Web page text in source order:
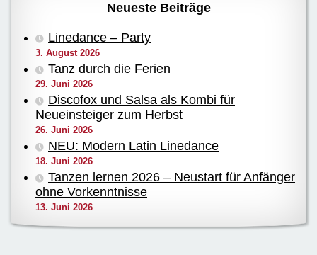
Neueste Beiträge
Linedance – Party
3. August 2026
Tanz durch die Ferien
29. Juni 2026
Discofox und Salsa als Kombi für
Neueinsteiger zum Herbst
26. Juni 2026
NEU: Modern Latin Linedance
18. Juni 2026
Tanzen lernen 2026 – Neustart für Anfänger
ohne Vorkenntnisse
13. Juni 2026